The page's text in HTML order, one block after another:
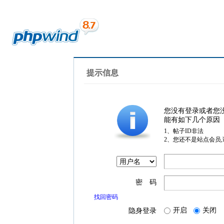
提示信息
您没有登录或者您
能有如下几个原因
1、帖子ID非法
2、您还不是站点会员
密 码
找回密码
隐身登录 开启 关闭